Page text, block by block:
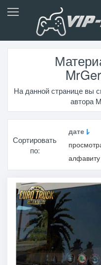
На данной странице вы
автора
Сортировать
по:
дате
алфавиту